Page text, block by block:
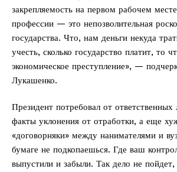
закрепляемость на первом рабочем
профессии — это непозволительная
государства. Что, нам деньги некуда
учесть, сколько государство платит, то
экономическое преступление», —
Лукашенко.
Президент потребовал от ответственных
факты уклонения от отработки, а еще
«договорняки» между нанимателями и
бумаге не подкопаешься. Где ваш
выпустили и забыли. Так дело не